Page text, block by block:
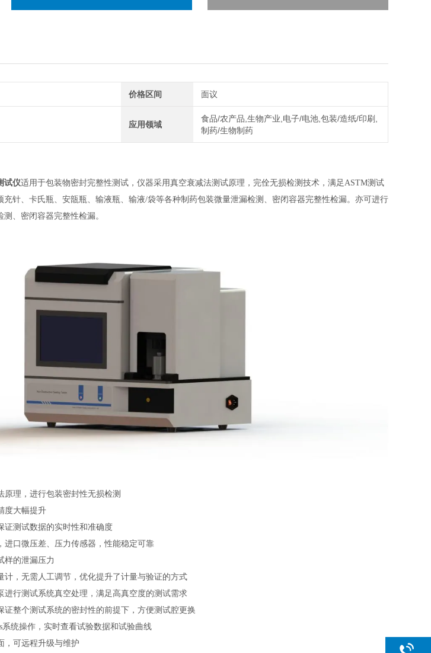
价格区间 面议
应用领域
食品/农产品,生物产业,电子/电池,包装/造纸/印刷,
制药/生物制药
试仪适用于包装物密封完整性测试，仪器采用真空衰减法测试原理，完佺无损检测技术，满足ASTM测试
针、卡氏瓶、安瓿瓶、输液瓶、输液/袋等各种制药包装微量泄漏检测、密闭容器完整性检漏。亦可进行
、密闭容器完整性检漏。
原理，进行包装密封性无损检测
度大幅提升
证测试数据的实时性和准确度
进口微压差、压力传感器，性能稳定可靠
样的泄漏压力
计，无需人工调节，优化提升了计量与验证的方式
进行测试系统真空处理，满足高真空度的测试需求
证整个测试系统的密封性的前提下，方便测试腔更换
系统操作，实时查看试验数据和试验曲线
，可远程升级与维护